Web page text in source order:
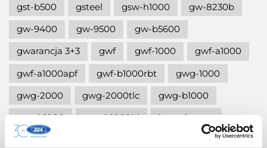
gst-b500
gsteel gsw-h1000
gw-8230b
gw-9400
gw-9500
gw-b5600
gwarancja 3+3
gwf gwf-1000
gwf-a1000
gwf-a1000apf
gwf-b1000rbt
gwg-1000
gwg-2000
gwg-2000tlc
gwg-b1000
gwr-b1000
gwr-b1000hj
hana-basara
hidden talents